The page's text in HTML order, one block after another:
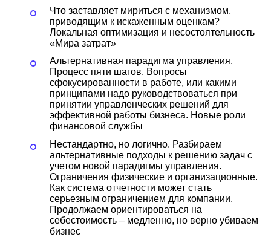
Что заставляет мириться с механизмом,
приводящим к искаженным оценкам?
Локальная оптимизация и несостоятельность
«Мира затрат»
Альтернативная парадигма управления.
Процесс пяти шагов. Вопросы
сфокусированности в работе, или какими
принципами надо руководствоваться при
принятии управленческих решений для
эффективной работы бизнеса. Новые роли
финансовой службы
Нестандартно, но логично. Разбираем
альтернативные подходы к решению задач с
учетом новой парадигмы управления.
Ограничения физические и организационные.
Как система отчетности может стать
серьезным ограничением для компании.
Продолжаем ориентироваться на
себестоимость – медленно, но верно убиваем
бизнес